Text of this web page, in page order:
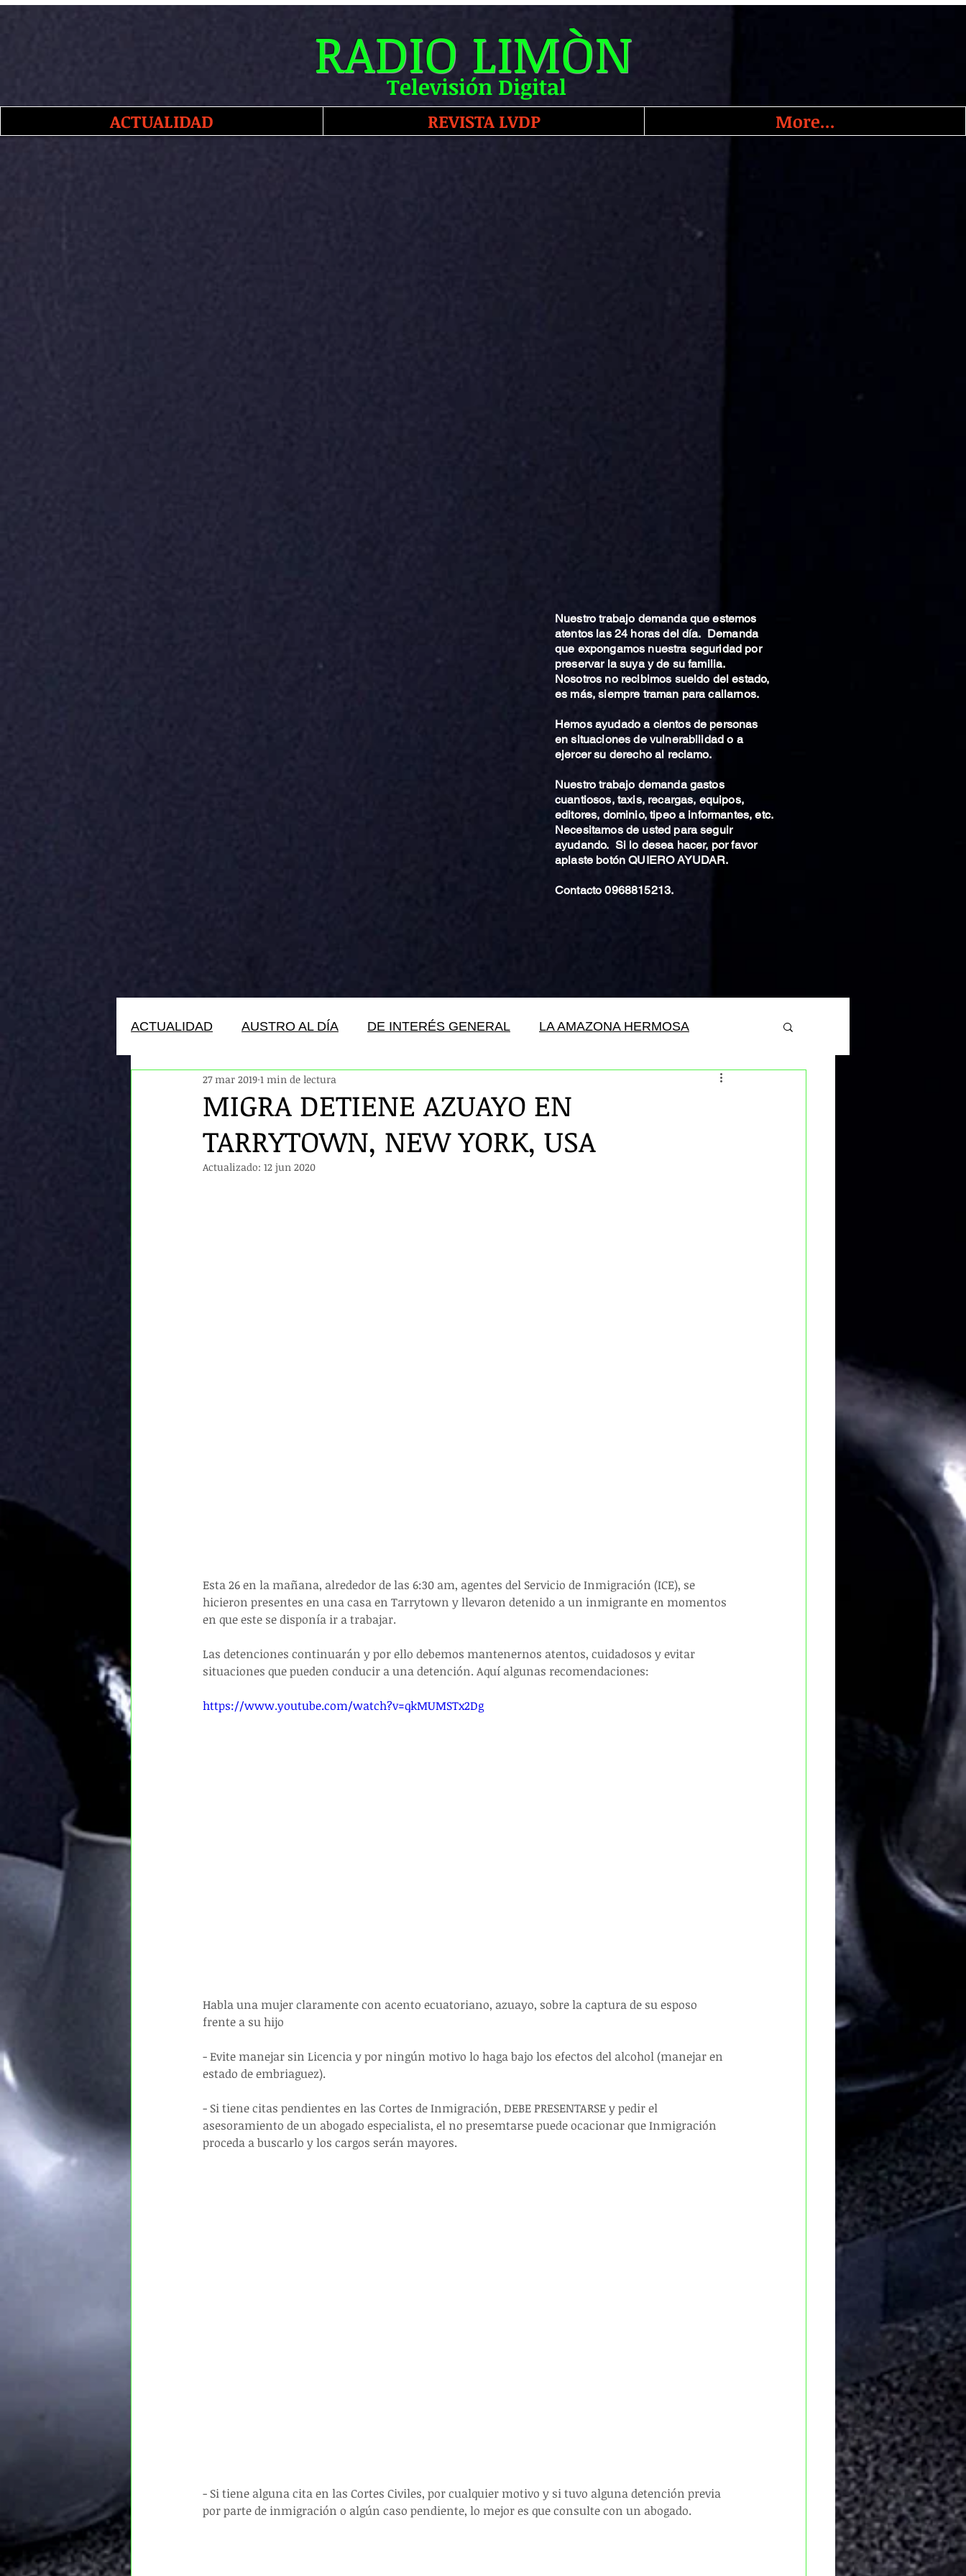
Nuestro trabajo demanda que estemos
atentos las 24 horas del día. Demanda
que expongamos nuestra seguridad por
preservar la suya y de su familia.
Nosotros no recibimos sueldo del estado,
es más, siempre traman para callarnos.
Hemos ayudado a cientos de personas
en situaciones de vulnerabilidad o a
ejercer su derecho al reclamo.
Nuestro trabajo demanda gastos
cuantiosos, taxis, recargas, equipos,
editores, dominio, tipeo a informantes, etc.
Necesitamos de usted para seguir
ayudando. Si lo desea hacer, por favor
aplaste botón QUIERO AYUDAR.
Contacto 0968815213.
ACTUALIDAD AUSTRO AL DÍA DE INTERÉS GENERAL LA AMAZONA HERMOSA
HUMANOS DEL ECUADOR
MIGRA DETIENE AZUAYO EN
TARRYTOWN, NEW YORK, USA
27 mar 2019 1 min de lectura
Actualizado: 12 jun 2020
Esta 26 en la mañana, alrededor de las 6:30 am, agentes del Servicio de Inmigración (ICE), se
hicieron presentes en una casa en Tarrytown y llevaron detenido a un inmigrante en momentos
en que este se disponía ir a trabajar.
Las detenciones continuarán y por ello debemos mantenernos atentos, cuidadosos y evitar
situaciones que pueden conducir a una detención. Aquí algunas recomendaciones:
https://www.youtube.com/watch?v=qkMUMSTx2Dg
Habla una mujer claramente con acento ecuatoriano, azuayo, sobre la captura de su esposo
frente a su hijo
- Evite manejar sin Licencia y por ningún motivo lo haga bajo los efectos del alcohol (manejar en
estado de embriaguez).
- Si tiene citas pendientes en las Cortes de Inmigración, DEBE PRESENTARSE y pedir el
asesoramiento de un abogado especialista, el no presemtarse puede ocacionar que Inmigración
proceda a buscarlo y los cargos serán mayores.
- Si tiene alguna cita en las Cortes Civiles, por cualquier motivo y si tuvo alguna detención previa
por parte de inmigración o algún caso pendiente, lo mejor es que consulte con un abogado.
Televisión Digital
RADIO LIMÒN
ACTUALIDAD REVISTA LVDP More...